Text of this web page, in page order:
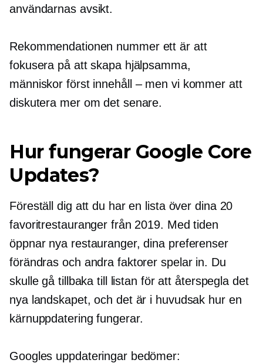
användarnas avsikt.
Rekommendationen nummer ett är att
fokusera på att skapa hjälpsamma,
människor först innehåll – men vi kommer att
diskutera mer om det senare.
Hur fungerar Google Core
Updates?
Föreställ dig att du har en lista över dina 20
favoritrestauranger från 2019. Med tiden
öppnar nya restauranger, dina preferenser
förändras och andra faktorer spelar in. Du
skulle gå tillbaka till listan för att återspegla det
nya landskapet, och det är i huvudsak hur en
kärnuppdatering fungerar.
Googles uppdateringar bedömer: